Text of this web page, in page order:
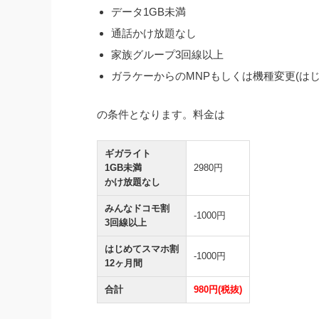
データ1GB未満
通話かけ放題なし
家族グループ3回線以上
ガラケーからのMNPもしくは機種変更(は
の条件となります。料金は
ギガライト
1GB未満
かけ放題なし
2980円
みんなドコモ割
3回線以上
-1000円
はじめてスマホ割
12ヶ月間
-1000円
合計 980円(税抜)